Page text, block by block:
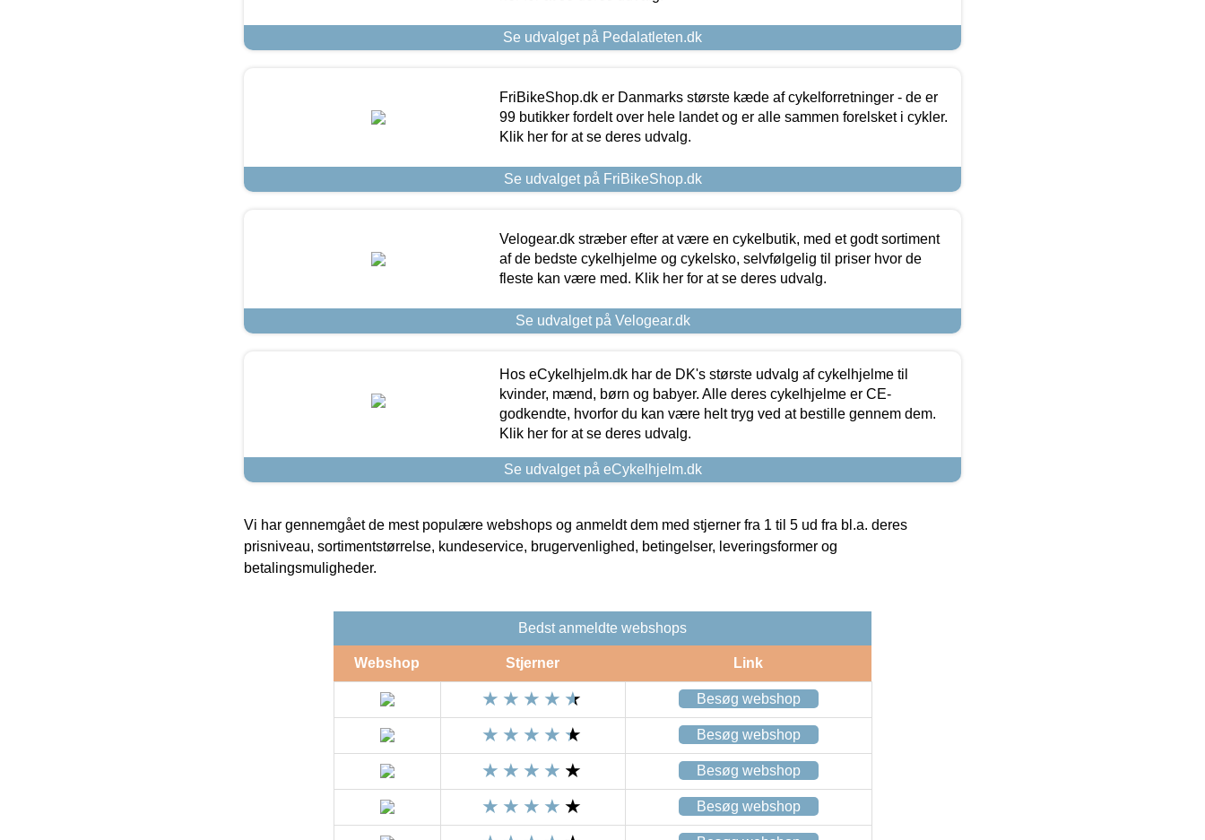
Se udvalget på Pedalatleten.dk
FriBikeShop.dk er Danmarks største kæde af cykelforretninger - de er
99 butikker fordelt over hele landet og er alle sammen forelsket i cykler.
Klik her for at se deres udvalg.
Se udvalget på FriBikeShop.dk
Velogear.dk stræber efter at være en cykelbutik, med et godt sortiment
af de bedste cykelhjelme og cykelsko, selvfølgelig til priser hvor de
fleste kan være med. Klik her for at se deres udvalg.
Se udvalget på Velogear.dk
Hos eCykelhjelm.dk har de DK's største udvalg af cykelhjelme til
kvinder, mænd, børn og babyer. Alle deres cykelhjelme er CE-
godkendte, hvorfor du kan være helt tryg ved at bestille gennem dem.
Klik her for at se deres udvalg.
Se udvalget på eCykelhjelm.dk
Vi har gennemgået de mest populære webshops og anmeldt dem med stjerner fra 1 til 5 ud fra bl.a. deres
prisniveau, sortimentstørrelse, kundeservice, brugervenlighed, betingelser, leveringsformer og
betalingsmuligheder.
Bedst anmeldte webshops
Webshop Stjerner Link
Besøg webshop
Besøg webshop
Besøg webshop
Besøg webshop